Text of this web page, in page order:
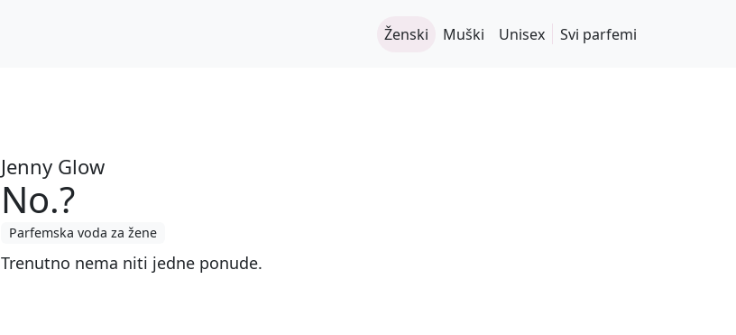
Ženski Muški Unisex Svi parfemi
Jenny Glow
No.?
Parfemska voda za žene
Trenutno nema niti jedne ponude.